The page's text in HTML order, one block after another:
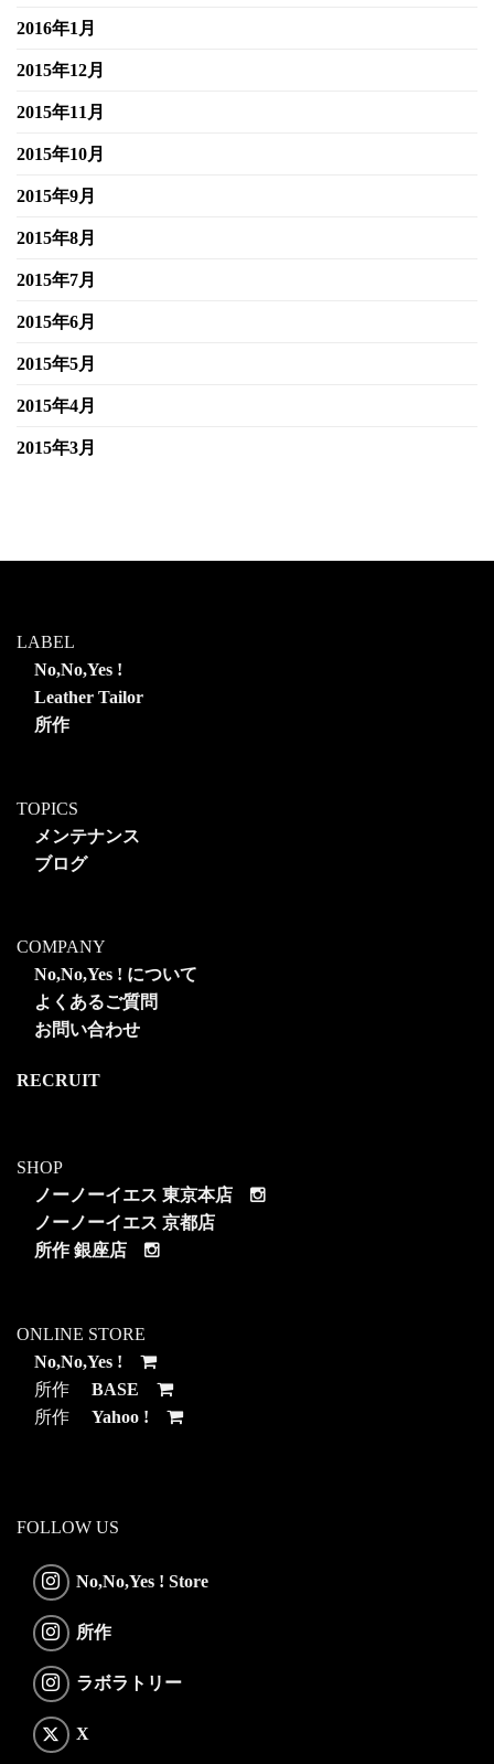
2016年1月
2015年12月
2015年11月
2015年10月
2015年9月
2015年8月
2015年7月
2015年6月
2015年5月
2015年4月
2015年3月
LABEL
No,No,Yes !
Leather Tailor
所作
TOPICS
メンテナンス
ブログ
COMPANY
No,No,Yes ! について
よくあるご質問
お問い合わせ
RECRUIT
SHOP
ノーノーイエス 東京本店
ノーノーイエス 京都店
所作 銀座店
ONLINE STORE
No,No,Yes !
所作 BASE
所作 Yahoo !
FOLLOW US
No,No,Yes ! Store
所作
ラボラトリー
X